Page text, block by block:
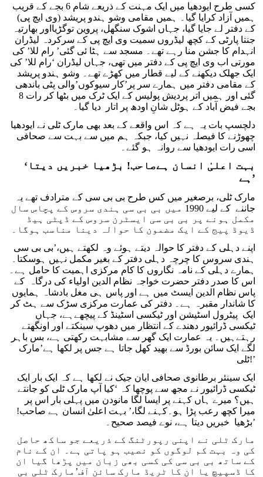
کسی طرح ایودھیا میں ایک مہنت کے ذریعے شام 6 بجے کے قریب
ہمیں آزاد کرایا گیا۔ ہمیں مقامی وشو ہندو پریشد (وی ایچ پی)
کے دفتر لے جایا گیا، جہاں اشوک سنگھل، پروین توگڑیااور بھارتیہ
جنتا پارٹی کے کچھ لیڈروں سمیت وی ایچ پی کے سرکردہ لیڈران
انہدام کا جشن منا رہے تھے۔ مسجد سے ہٹا ئی گئی’ رام للا’ کی
مورتی اب وی ایچ پی کے دفتر میں تھی، جہاں لیڈران ‘رام للا’ کی
ایک جھلک دیکھنے کے لیے قطار میں کھڑے تھے۔ وشو ہندو پریشد
کے مقامی دفتر میں ہمارے سر پر’کار سیوکوں’والی پٹی باندھی
گئی اور ہمیں اتر پردیش پولیس کے ایک ٹرک میں بٹھا کر رات 8
بجے فیض آباد کے ہوٹل شانِ اودھ پر اتار دیا گیا۔
دلچسپ بات یہ ہے کہ اس واقعے کے بعد بھی مارک ٹلی نے ایودھیا
چھوڑنے کا فیصلہ نہیں کیا، جبکہ ہم میں سے بہت سے صحافی
اسی رات ایودھیا سے روانہ ہو گئے۔
‘بہت اعلیٰ انسان ہےصاحب! بڑھیا خبریں دیتا
ہے’
مارک ٹلی، برصغیر میں کس طرح بی بی سی کے مترادف تھے یہ
جاننے کے لیے 1990 میں بی بی سی ہندی سروس کے پچاس سال
مکمل ہونے پر بی بی سی ایسٹرن سروس کے ڈپٹی ہیڈ
ڈیوڈ پیج کے ایک مضمون کا حوالہ دینا مناسب ہوگا۔
اپنے دہلی کے دفتر کا حوالہ دیتے ہوئے وہ لکھتے ہیں،’بی بی سی
ہندی سروس کا چرچہ دہلی دفتر کے بغیر مکمل نہیں ہوسکتا۔
ہمارے دہلی کے نامہ نگاروں کا کام مرکزی اہمیت کا حامل ہے۔
اس کا صدر دفتر حضرت خواجہ نظام الدین اولیاء کی درگاہ کے
پاس نظام الدین ایسٹ میں ہے اور پاس ہی مغل بادشاہ ہمایوں
کا شاندار مقبرہ ہے۔ دفتر کی عمارت مرکزی سڑک سے ہٹ کر
ایک پیٹرول اسٹیشن اور ٹیکسی اسٹینڈ کے پیچھےہے، جہاں
ٹیکسی ڈرائیور دھندے کے انتظار میں دھوپ سینکتے اور اونگھتے
رہتےہیں۔ یہ عمارت ایک گھر سے مشابہت رکھتی ہے، بس باہر
لگے ایک سائن بورڈ سے بھید کھل جاتا ہے جس پر لکھا ہے’مارک
ٹلی!’
ایک سینئر برطانوی صحافی ایان جیک نے لکھا ہے کہ ایک بار ایک
ٹیکسی ڈرائیور نے مجھ سے پوچھا کہ ‘کیا آپ مارک ٹلی کو جانتے
ہیں؟ میرے ہاں کہنے پر ایسا لگا مانودن میں پہلی بار اس پر
میرا کچھ رعب پڑا ہو۔کہنے لگا،’ بہت اعلیٰ انسان ہے صاحب!
بڑھیا خبریں دیتا ہے، نوے فیصد صحیح۔’
مارک ٹلی نے اپنی رپورٹنگ کے ذریعے جو ساکھ حاصل
کی وہ بہت کم لوگوں کو نصیب ہو پاتی ہے۔ ان کے نام
کے ساتھ بی بی سی کی کسی بھی زبان میں پڑھا گیا ان
کا ڈسپیچ یا ان کا ٹریڈ مارک سائن آف’مارک ٹلی بی